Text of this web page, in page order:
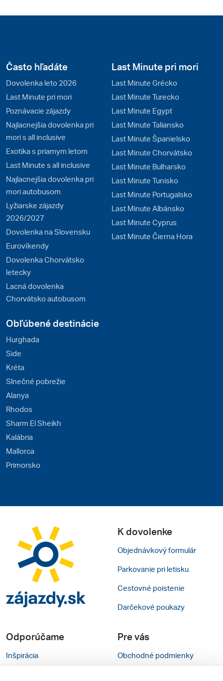
Často hľadáte
Dovolenka leto 2026
Last Minute pri mori
Poznávacie zájazdy
Najlacnejšia dovolenka pri
mori s all inclusive
Exotika s priamym letom
Last Minute s all inclusive
Najlacnejšia dovolenka pri
mori autobusom
Lyžiarske zájazdy
2026/2027
Dovolenka na Slovensku
Eurovíkendy
Dovolenka Chorvátsko
letecky
Lacná dovolenka
Chorvátsko autobusom
Last Minute pri mori
Last Minute Grécko
Last Minute Turecko
Last Minute Egypt
Last Minute Taliansko
Last Minute Španielsko
Last Minute Chorvátsko
Last Minute Bulharsko
Last Minute Tunisko
Last Minute Portugalsko
Last Minute Albánsko
Last Minute Cyprus
Last Minute Čierna Hora
Obľúbené destinácie
Hurghada
Side
Kréta
Slnečné pobrežie
Alanya
Rhodos
Sharm El Sheikh
Kalábria
Mallorca
Primorsko
K dovolenke
Objednávkový formulár
Parkovanie pri letisku
Cestovné poistenie
Darčekové poukazy
Odporúčame
Inšpirácia
Pre vás
Obchodné podmienky